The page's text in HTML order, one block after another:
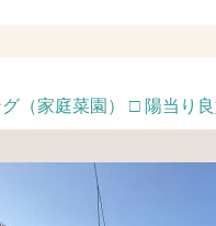
（家庭菜園） □ 陽当り